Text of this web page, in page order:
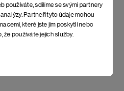
používáte, sdílíme se svými partnery
Partneři tyto údaje mohou
které jste jim poskytli nebo
že používáte jejich služby.